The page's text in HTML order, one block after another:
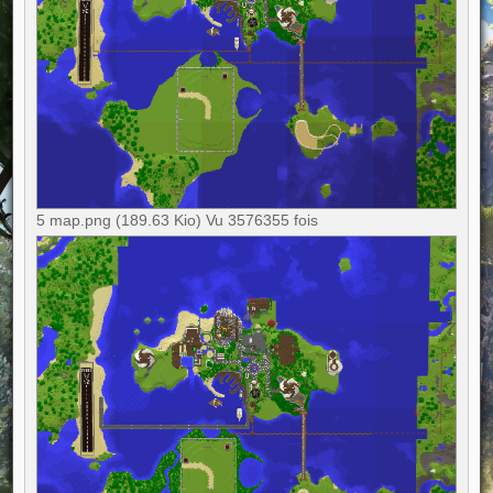
5 map.png (189.63 Kio) Vu 3576355 fois